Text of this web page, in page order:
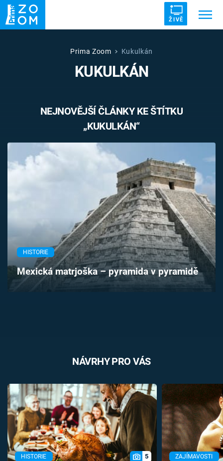
ŽIVĚ
UFO DRUHÁ SVĚTOVÁ VÁLKA
VETŘELCI DÁVNOVĚKU
Témata
Pořady
Sledujte prima+
Přihlášení
Prima Zoom Kukulkán
KUKULKÁN
NEJNOVĚJŠÍ ČLÁNKY KE ŠTÍTKU
„KUKULKÁN“
HISTORIE
Mexická matrjoška – pyramida v pyramidě
NÁVRHY PRO VÁS
HISTORIE 5 ZAJÍMAVOSTI